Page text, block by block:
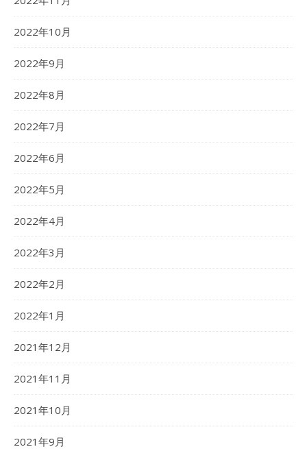
2022年10月
2022年9月
2022年8月
2022年7月
2022年6月
2022年5月
2022年4月
2022年3月
2022年2月
2022年1月
2021年12月
2021年11月
2021年10月
2021年9月